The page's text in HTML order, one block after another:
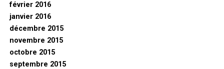
février 2016
janvier 2016
décembre 2015
novembre 2015
octobre 2015
septembre 2015